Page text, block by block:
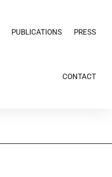
PUBLICATIONS PRESS
CONTACT